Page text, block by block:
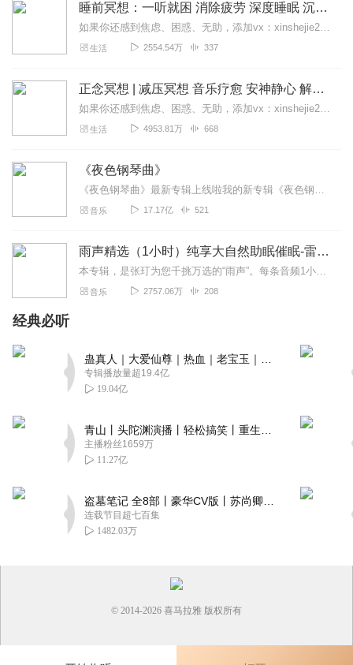
睡前冥想：一听就困 消除疲劳 深度睡眠 沉浸体验
如果你还感到焦虑、困惑、无助，添加vx：xinshejie2018、vx公众号：宣萱心伴，与主播宣萱开启心灵交流之旅，共建温暖的精神家园！如果你喜欢我的内容，请...
生活 2554.54万 337
正念冥想 | 减压冥想 音乐疗愈 安神静心 解郁降噪
如果你还感到焦虑、困惑、无助，添加vx：xinshejie2018、vx公众号：宣萱心伴，与主播宣萱开启心灵交流之旅，共建温暖的精神家园！如果你喜欢我的内容，请...
生活 4953.81万 668
《夜色钢琴曲》
《夜色钢琴曲》最新专辑上线啦我的新专辑《夜色钢琴曲最新专辑》（点击跳转）已经上线，新专辑是《夜色钢琴曲》的升级版，我精选了诸多经典原创作品与大家分享，愿未来...
音乐 17.17亿 521
雨声精选（1小时）纯享大自然助眠催眠-雷雨声，下雨
本专辑，是张玎为您千挑万选的“雨声”。每条音频1小时，中间没有打扰。有轻柔细雨、淅淅沥沥；雨滴入水，滴答作响；隐隐雷声，隆隆为伴；流水潺潺，映入耳畔。这里没有音...
音乐 2757.06万 208
经典必听
专辑播放量超19.4亿
19.04亿
主播粉丝1659万
11.27亿
连载节目超七百集
1482.03万
© 2014-2026 喜马拉雅 版权所有